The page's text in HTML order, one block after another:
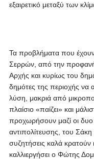
εξαιρετικό μεταξύ των
Τα προβλήματα που
Σερρών, από την προφανή
Αρχής και κυρίως του
δημότες της περιοχής να
λύση, μακριά από
πλαίσιο «παίζει» και
προχωρήσουν μαζί οι δυο
αντιπολίτευσης, του
συζητήσεις καλά κρατούν
καλλιεργήσει ο Φώτης